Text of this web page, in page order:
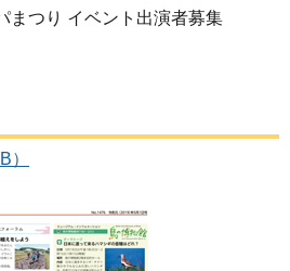
まつり イベント出演者募集
）